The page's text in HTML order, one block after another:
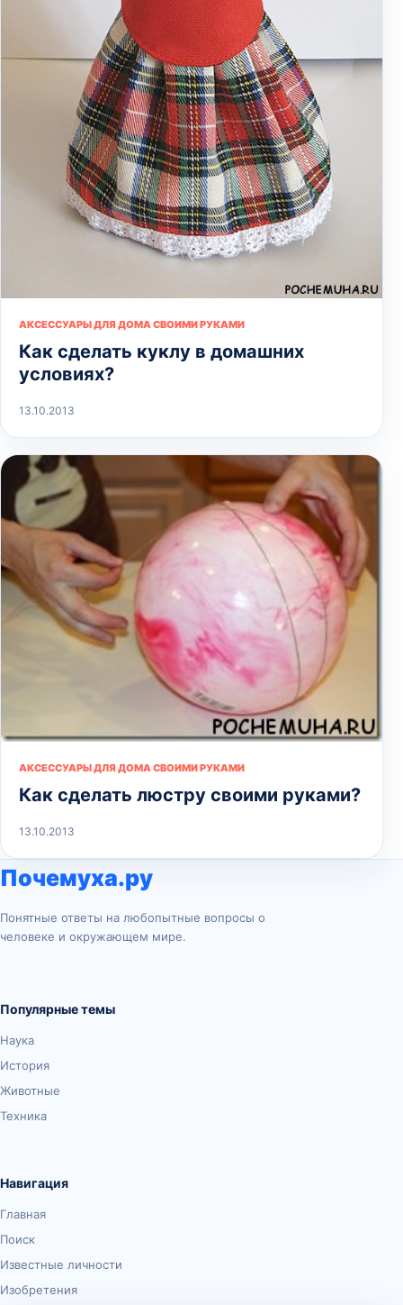
АКСЕССУАРЫ ДЛЯ ДОМА СВОИМИ РУКАМИ
Как сделать куклу в домашних
условиях?
13.10.2013
АКСЕССУАРЫ ДЛЯ ДОМА СВОИМИ РУКАМИ
Как сделать люстру своими руками?
13.10.2013
Почемуха.ру
Понятные ответы на любопытные вопросы о
человеке и окружающем мире.
Популярные темы
Наука
История
Животные
Техника
Навигация
Главная
Поиск
Известные личности
Изобретения